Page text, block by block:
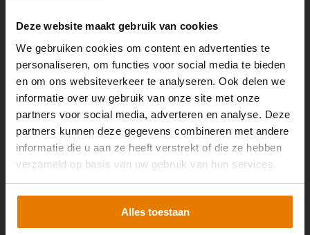
Deze website maakt gebruik van cookies
We gebruiken cookies om content en advertenties te
personaliseren, om functies voor social media te bieden
en om ons websiteverkeer te analyseren. Ook delen we
informatie over uw gebruik van onze site met onze
partners voor social media, adverteren en analyse. Deze
partners kunnen deze gegevens combineren met andere
informatie die u aan ze heeft verstrekt of die ze hebben
verzameld op basis van uw gebruik van hun services.
Alles toestaan
Altijd op de hoogte? Schrijf je in voor de nieuwsbrief!
Abonneer
* Lees hier de wettelijke beperkingen